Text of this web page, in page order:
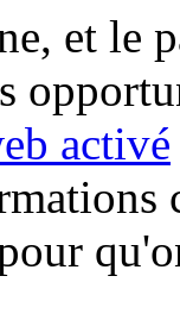
et le
activé